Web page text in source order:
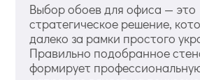
Выбор обоев для офиса — это
стратегическое решение,
далеко за рамки простого
Правильно подобранное
формирует